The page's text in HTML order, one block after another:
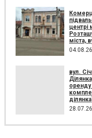
центрі
міста,
04.08.26
вул.
28.07.26